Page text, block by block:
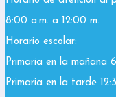
8:00 a.m. a 12:00 m.
Horario escolar:
Primaria en la mañana
Primaria en la tarde